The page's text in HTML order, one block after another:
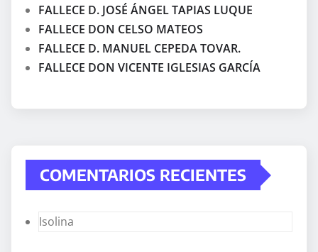
FALLECE D. JOSÉ ÁNGEL TAPIAS LUQUE
FALLECE DON CELSO MATEOS
FALLECE D. MANUEL CEPEDA TOVAR.
FALLECE DON VICENTE IGLESIAS GARCÍA
COMENTARIOS RECIENTES
Isolina